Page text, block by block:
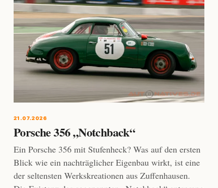
21.07.2026
Porsche 356 „Notchback“
Ein Porsche 356 mit Stufenheck? Was auf den ersten
Blick wie ein nachträglicher Eigenbau wirkt, ist eine
der seltensten Werkskreationen aus Zuffenhausen.